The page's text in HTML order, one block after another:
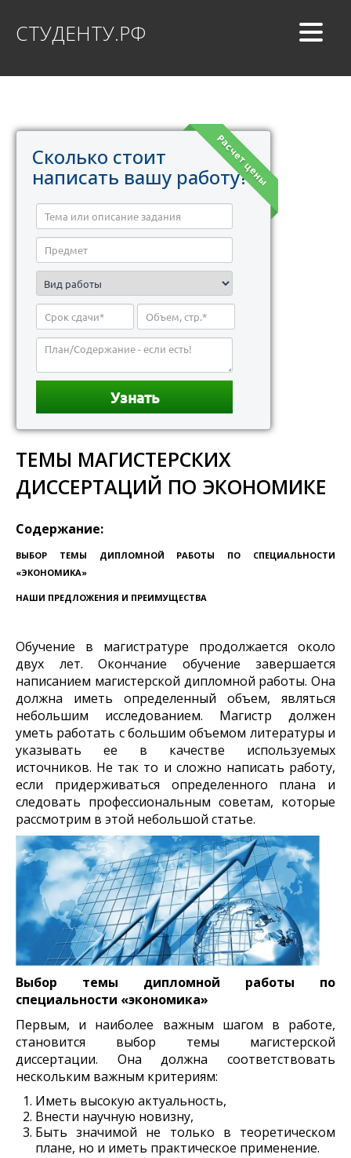
СТУДЕНТУ.РФ
Расчет цены
Сколько стоит
написать вашу работу?
ТЕМЫ МАГИСТЕРСКИХ
ДИССЕРТАЦИЙ ПО ЭКОНОМИКЕ
Содержание:
ВЫБОР ТЕМЫ ДИПЛОМНОЙ РАБОТЫ ПО СПЕЦИАЛЬНОСТИ
«ЭКОНОМИКА»
НАШИ ПРЕДЛОЖЕНИЯ И ПРЕИМУЩЕСТВА
Обучение в магистратуре продолжается около
двух лет. Окончание обучение завершается
написанием магистерской дипломной работы. Она
должна иметь определенный объем, являться
небольшим исследованием. Магистр должен
уметь работать с большим объемом литературы и
указывать ее в качестве используемых
источников. Не так то и сложно написать работу,
если придерживаться определенного плана и
следовать профессиональным советам, которые
рассмотрим в этой небольшой статье.
Выбор темы дипломной работы по
специальности «экономика»
Первым, и наиболее важным шагом в работе,
становится выбор темы магистерской
диссертации. Она должна соответствовать
нескольким важным критериям:
Иметь высокую актуальность,
Внести научную новизну,
Быть значимой не только в теоретическом
плане, но и иметь практическое применение.